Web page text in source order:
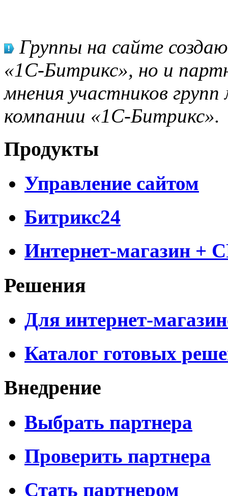
Группы на сайте
«1С-Битрикс», но и
мнения участников
компании «1С-Битрикс».
Продукты
Управление сайтом
Битрикс24
Интернет-магазин +
Решения
Для интернет-
Каталог готовых
Внедрение
Выбрать партнера
Проверить партнера
Стать партнером